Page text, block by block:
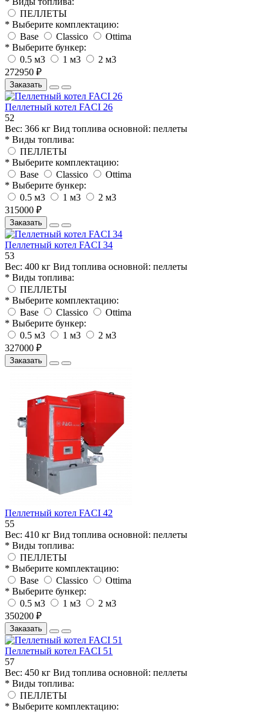
ПЕЛЛЕТЫ
* Выберите комплектацию:
Base
Classico
Ottima
* Выберите бункер:
0.5 м3
1 м3
2 м3
272950 ₽
Заказать
Пеллетный котел FACI 26
52
Вес: 366 кг Вид топлива основной: пеллеты
* Виды топлива:
ПЕЛЛЕТЫ
* Выберите комплектацию:
Base
Classico
Ottima
* Выберите бункер:
0.5 м3
1 м3
2 м3
315000 ₽
Заказать
Пеллетный котел FACI 34
53
Вес: 400 кг Вид топлива основной: пеллеты
* Виды топлива:
ПЕЛЛЕТЫ
* Выберите комплектацию:
Base
Classico
Ottima
* Выберите бункер:
0.5 м3
1 м3
2 м3
327000 ₽
Заказать
Пеллетный котел FACI 42
55
Вес: 410 кг Вид топлива основной: пеллеты
* Виды топлива:
ПЕЛЛЕТЫ
* Выберите комплектацию:
Base
Classico
Ottima
* Выберите бункер:
0.5 м3
1 м3
2 м3
350200 ₽
Заказать
Пеллетный котел FACI 51
57
Вес: 450 кг Вид топлива основной: пеллеты
* Виды топлива:
ПЕЛЛЕТЫ
* Выберите комплектацию: